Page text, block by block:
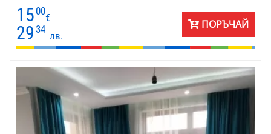
готово перде с универсален перделик. Височината е до 2.80 м,
а ширината по ваш избоор. Матови са. Тип петек. Използват
се за хол, спалня, дневна и трапезария. Много са подходящи за
окачване в хотел или къща за гости. Пердетата осигурява
15 00
€
29 34
лв.
ПОРЪЧАЙ